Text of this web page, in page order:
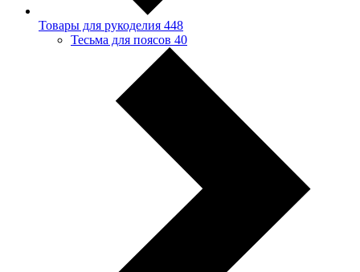
Товары для рукоделия 448
Тесьма для поясов 40